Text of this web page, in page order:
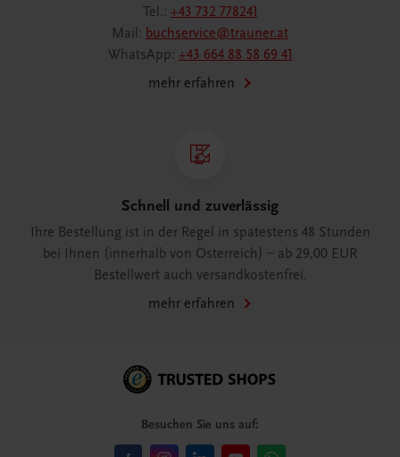
Tel.: +43 732 778241
Mail: buchservice@trauner.at
WhatsApp: +43 664 88 58 69 41
mehr erfahren
Schnell und zuverlässig
Ihre Bestellung ist in der Regel in spätestens 48 Stunden
bei Ihnen (innerhalb von Österreich) – ab 29,00 EUR
Bestellwert auch versandkostenfrei.
mehr erfahren
Besuchen Sie uns auf: